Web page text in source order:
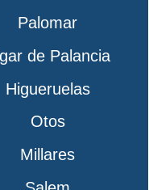
Palomar
de Palancia
Higueruelas
Otos
Millares